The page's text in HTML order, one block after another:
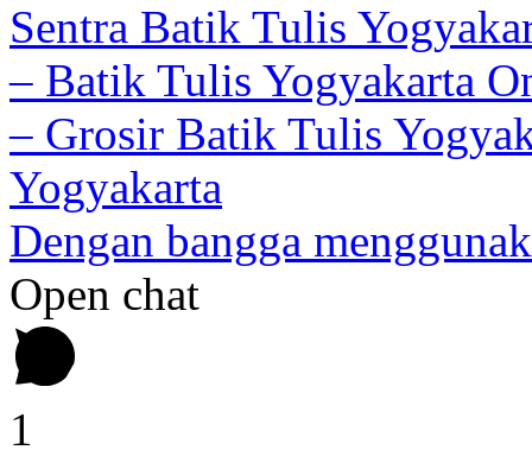
Sentra Batik Tulis
– Batik Tulis Yogyakarta
– Grosir Batik Tulis
Yogyakarta
Dengan bangga
Open chat
1